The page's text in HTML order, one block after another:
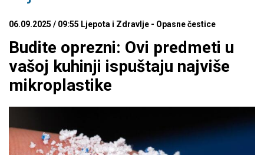
06.09.2025 / 09:55 Ljepota i Zdravlje - Opasne čestice
Budite oprezni: Ovi predmeti u
vašoj kuhinji ispuštaju najviše
mikroplastike